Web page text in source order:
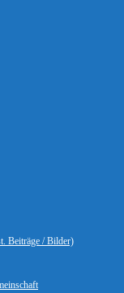
Beiträge / Bilder)